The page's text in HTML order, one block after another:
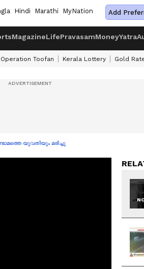
Hindi Marathi MyNation Add
MagazineLifePravasamMoneyYatra
Operation Toofan Kerala Lottery Gold
യുവതിയും മരിച്ചു